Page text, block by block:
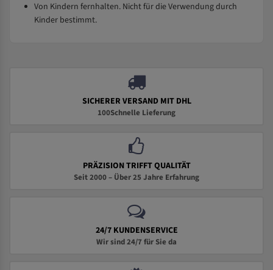
Von Kindern fernhalten. Nicht für die Verwendung durch
Kinder bestimmt.
SICHERER VERSAND MIT DHL
100Schnelle Lieferung
PRÄZISION TRIFFT QUALITÄT
Seit 2000 – Über 25 Jahre Erfahrung
24/7 KUNDENSERVICE
Wir sind 24/7 für Sie da